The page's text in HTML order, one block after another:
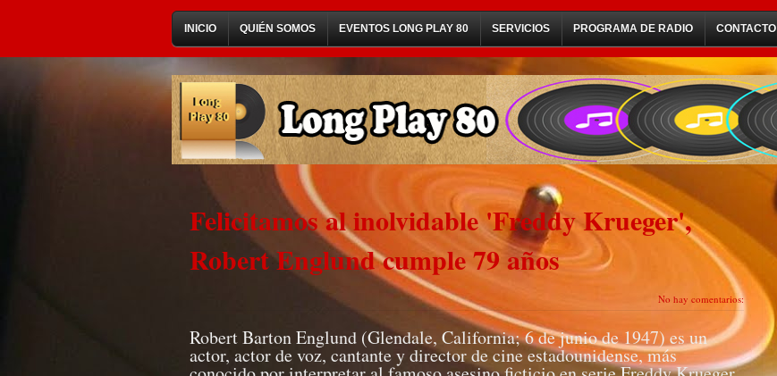
INICIO QUIÉN SOMOS EVENTOS LONG PLAY 80 SERVICIOS PROGRAMA DE RADIO CONTACTO
Felicitamos al inolvidable 'Freddy Krueger',
Robert Englund cumple 79 años
No hay comentarios:
Robert Barton Englund (Glendale, California; 6 de junio de 1947) es un
actor, actor de voz, cantante y director de cine estadounidense, más